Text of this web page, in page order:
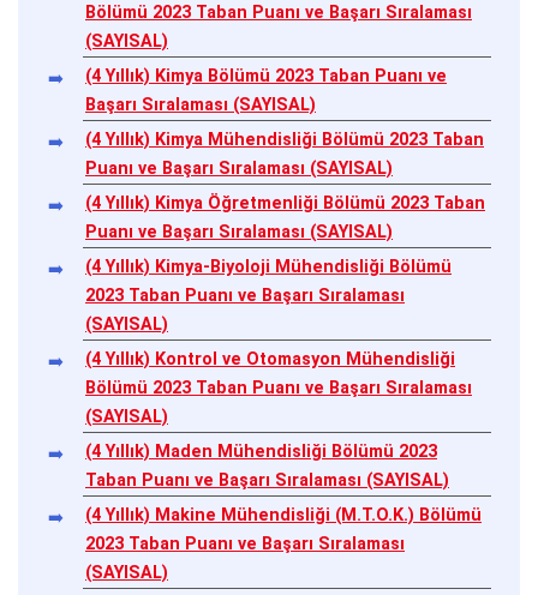
Bölümü 2023 Taban Puanı ve Başarı Sıralaması
(SAYISAL)
(4 Yıllık) Kimya Bölümü 2023 Taban Puanı ve
Başarı Sıralaması (SAYISAL)
(4 Yıllık) Kimya Mühendisliği Bölümü 2023 Taban
Puanı ve Başarı Sıralaması (SAYISAL)
(4 Yıllık) Kimya Öğretmenliği Bölümü 2023 Taban
Puanı ve Başarı Sıralaması (SAYISAL)
(4 Yıllık) Kimya-Biyoloji Mühendisliği Bölümü
2023 Taban Puanı ve Başarı Sıralaması
(SAYISAL)
(4 Yıllık) Kontrol ve Otomasyon Mühendisliği
Bölümü 2023 Taban Puanı ve Başarı Sıralaması
(SAYISAL)
(4 Yıllık) Maden Mühendisliği Bölümü 2023
Taban Puanı ve Başarı Sıralaması (SAYISAL)
(4 Yıllık) Makine Mühendisliği (M.T.O.K.) Bölümü
2023 Taban Puanı ve Başarı Sıralaması
(SAYISAL)